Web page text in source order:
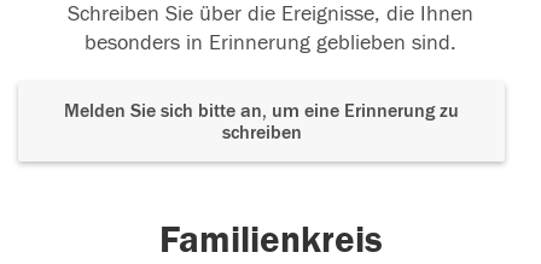
Schreiben Sie über die Ereignisse, die Ihnen
besonders in Erinnerung geblieben sind.
Melden Sie sich bitte an, um eine Erinnerung zu
schreiben
Familienkreis